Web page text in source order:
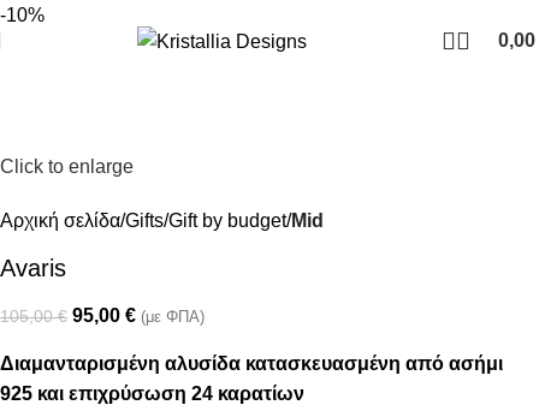
0,00
-10%
Click to enlarge
Αρχική σελίδα Gifts Gift by budget Mid
Avaris
105,00€ 95,00 € (με ΦΠΑ)
Διαμανταρισμένη αλυσίδα κατασκευασμένη από ασήμι
925 και επιχρύσωση 24 καρατίων